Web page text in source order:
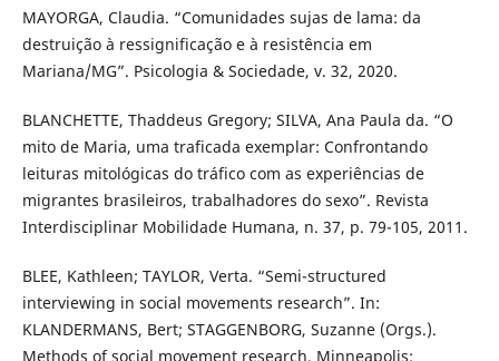
MAYORGA, Claudia. “Comunidades sujas de lama: da
destruição à ressignificação e à resistência em
Mariana/MG”. Psicologia & Sociedade, v. 32, 2020.
BLANCHETTE, Thaddeus Gregory; SILVA, Ana Paula da. “O
mito de Maria, uma traficada exemplar: Confrontando
leituras mitológicas do tráfico com as experiências de
migrantes brasileiros, trabalhadores do sexo”. Revista
Interdisciplinar Mobilidade Humana, n. 37, p. 79-105, 2011.
BLEE, Kathleen; TAYLOR, Verta. “Semi-structured
interviewing in social movements research”. In:
KLANDERMANS, Bert; STAGGENBORG, Suzanne (Orgs.).
Methods of social movement research. Minneapolis: